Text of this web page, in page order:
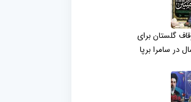
گلستان برای
در سامرا برپا